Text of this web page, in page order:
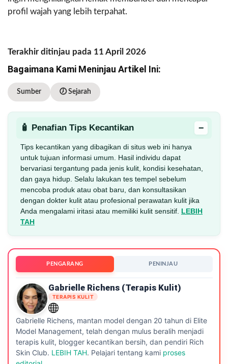
profil wajah yang lebih terpahat.
Terakhir ditinjau pada 11 April 2026
Bagaimana Kami Meninjau Artikel Ini:
Sumber 🕖 Sejarah
🧴 Penafian Tips Kecantikan −
Tips kecantikan yang dibagikan di situs web ini hanya
untuk tujuan informasi umum. Hasil individu dapat
bervariasi tergantung pada jenis kulit, kondisi kesehatan,
dan gaya hidup. Selalu lakukan tes tempel sebelum
mencoba produk atau obat baru, dan konsultasikan
dengan dokter kulit atau profesional perawatan kulit jika
Anda mengalami iritasi atau memiliki kulit sensitif. LEBIH
TAH
PENGARANG PENINJAU
Gabrielle Richens (Terapis Kulit)
TERAPIS KULIT
Gabrielle Richens, mantan model dengan 20 tahun di Elite
Model Management, telah dengan mulus beralih menjadi
terapis kulit, blogger kecantikan bersih, dan pendiri Rich
Skin Club. LEBIH TAH. Pelajari tentang kami proses